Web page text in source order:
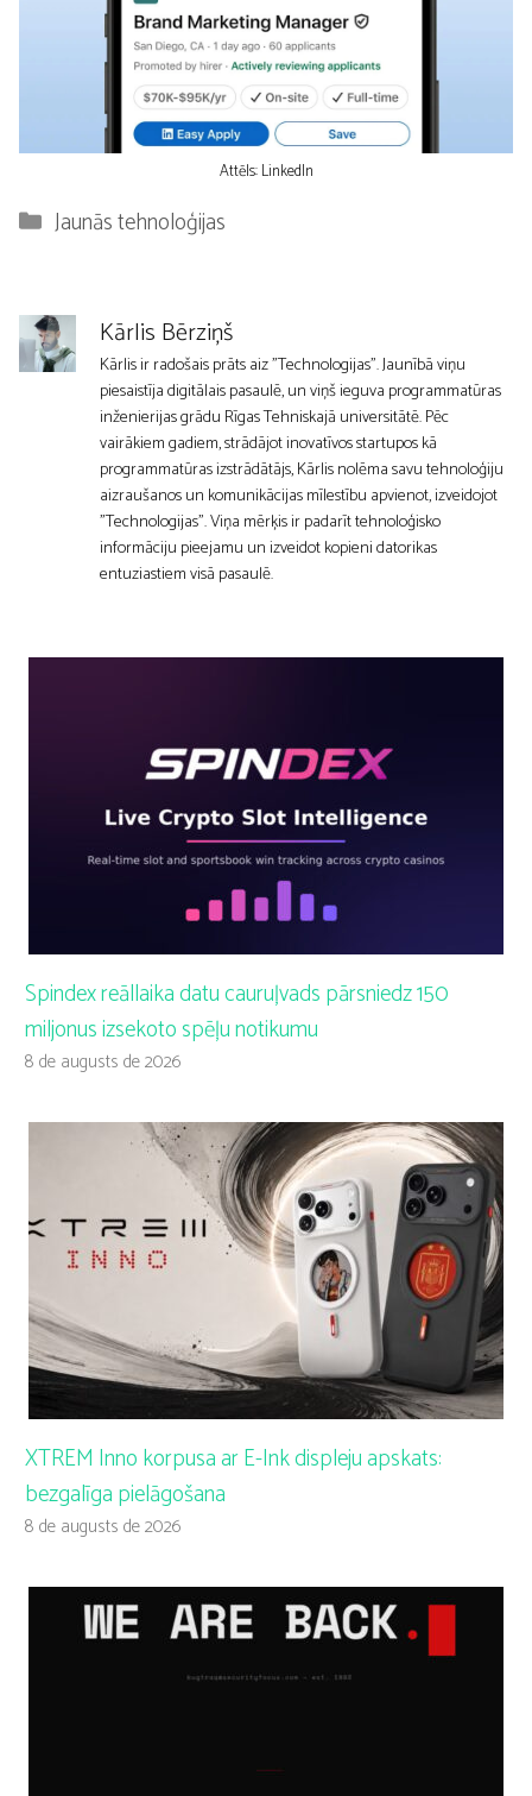
Attēls: LinkedIn
Kategorijas
Jaunās tehnoloģijas
Kārlis Bērziņš
Kārlis ir radošais prāts aiz "Technologijas". Jaunībā viņu
piesaistīja digitālais pasaulē, un viņš ieguva programmatūras
inženierijas grādu Rīgas Tehniskajā universitātē. Pēc
vairākiem gadiem, strādājot inovatīvos startupos kā
programmatūras izstrādātājs, Kārlis nolēma savu tehnoloģiju
aizraušanos un komunikācijas mīlestību apvienot, izveidojot
"Technologijas". Viņa mērķis ir padarīt tehnoloģisko
informāciju pieejamu un izveidot kopieni datorikas
entuziastiem visā pasaulē.
Spindex reāllaika datu cauruļvads pārsniedz 150
miljonus izsekoto spēļu notikumu
8 de augusts de 2026
XTREM Inno korpusa ar E-Ink displeju apskats:
bezgalīga pielāgošana
8 de augusts de 2026